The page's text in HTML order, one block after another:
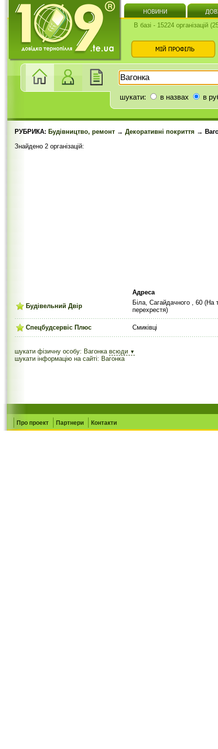
В базі - 15224 організацій
шукати: в назвах в
РУБРИКА: Будівництво, ремонт → Декоративні покриття →
Знайдено 2 організацій:
Адреса
Будівельний Двір
Біла, Сагайдачного , 60 (На
перехрестя)
Спецбудсервіс Плюс Смиківці
шукати фізичну особу: Вагонка всюди ▼
шукати інформацію на сайті: Вагонка
Про проект Партнери Контакти